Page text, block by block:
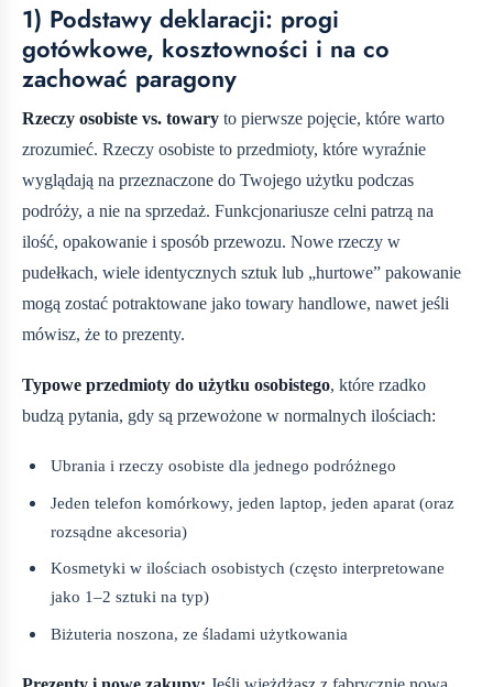
1) Podstawy deklaracji: progi
gotówkowe, kosztowności i na co
zachować paragony
Rzeczy osobiste vs. towary to pierwsze pojęcie, które warto
zrozumieć. Rzeczy osobiste to przedmioty, które wyraźnie
wyglądają na przeznaczone do Twojego użytku podczas
podróży, a nie na sprzedaż. Funkcjonariusze celni patrzą na
ilość, opakowanie i sposób przewozu. Nowe rzeczy w
pudełkach, wiele identycznych sztuk lub „hurtowe” pakowanie
mogą zostać potraktowane jako towary handlowe, nawet jeśli
mówisz, że to prezenty.
Typowe przedmioty do użytku osobistego, które rzadko
budzą pytania, gdy są przewożone w normalnych ilościach:
Ubrania i rzeczy osobiste dla jednego podróżnego
Jeden telefon komórkowy, jeden laptop, jeden aparat (oraz
rozsądne akcesoria)
Kosmetyki w ilościach osobistych (często interpretowane
jako 1–2 sztuki na typ)
Biżuteria noszona, ze śladami użytkowania